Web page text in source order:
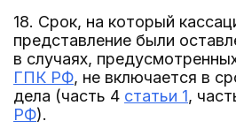
18. Срок, на который
представление были
в случаях,
ГПК РФ, не включается в
дела (часть 4 статьи 1,
РФ).